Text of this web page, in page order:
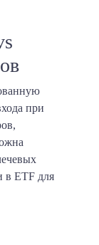
при
в ETF для